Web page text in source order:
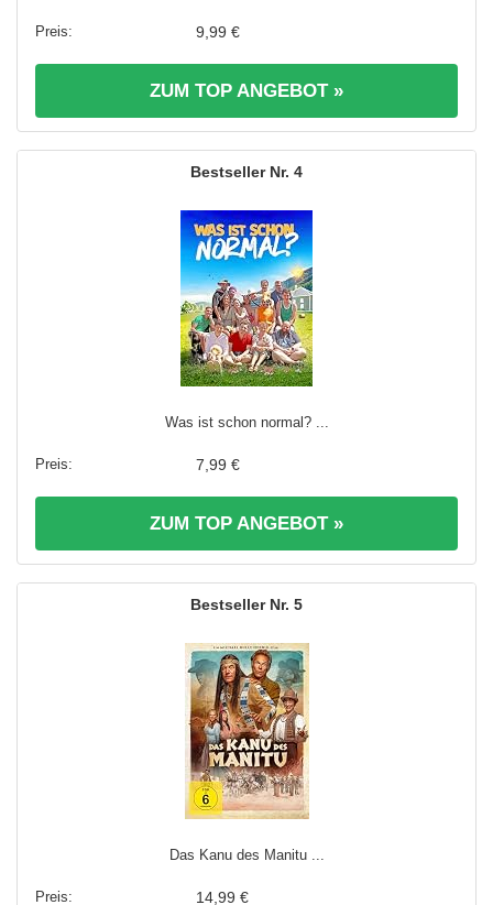
9,99 €
ZUM TOP ANGEBOT »
4
Was ist schon normal? ...
7,99 €
ZUM TOP ANGEBOT »
5
Das Kanu des Manitu ...
14,99 €